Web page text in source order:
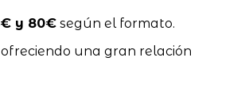
y 80€según el formato.
ofreciendo una gran relación